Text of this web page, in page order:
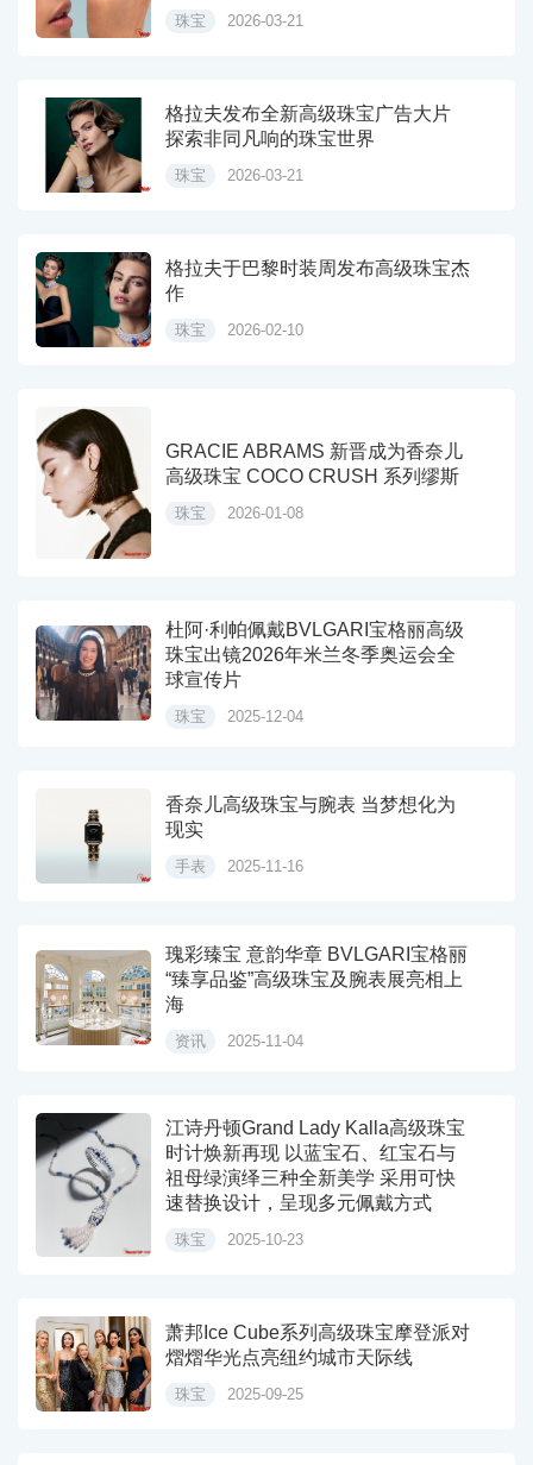
珠宝 2026-03-21
格拉夫发布全新高级珠宝广告大片
探索非同凡响的珠宝世界
珠宝 2026-03-21
格拉夫于巴黎时装周发布高级珠宝杰
作
珠宝 2026-02-10
GRACIE ABRAMS 新晋成为香奈儿
高级珠宝 COCO CRUSH 系列缪斯
珠宝 2026-01-08
杜阿·利帕佩戴BVLGARI宝格丽高级
珠宝出镜2026年米兰冬季奥运会全
球宣传片
珠宝 2025-12-04
香奈儿高级珠宝与腕表 当梦想化为
现实
手表 2025-11-16
瑰彩臻宝 意韵华章 BVLGARI宝格丽
“臻享品鉴”高级珠宝及腕表展亮相上
海
资讯 2025-11-04
江诗丹顿Grand Lady Kalla高级珠宝
时计焕新再现 以蓝宝石、红宝石与
祖母绿演绎三种全新美学 采用可快
速替换设计，呈现多元佩戴方式
珠宝 2025-10-23
萧邦Ice Cube系列高级珠宝摩登派对
熠熠华光点亮纽约城市天际线
珠宝 2025-09-25